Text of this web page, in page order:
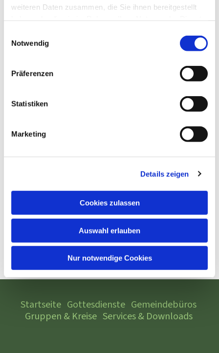
weiteren Daten zusammen, die Sie ihnen bereitgestellt
Notwendig
Präferenzen
Statistiken
Marketing
Details zeigen
Cookies zulassen
Auswahl erlauben
Nur notwendige Cookies
Oeynhausen
Startseite Gottesdienste Gemeindebüros
Gruppen & Kreise Services & Downloads